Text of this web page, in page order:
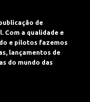
de
Com a qualidade e
e pilotos fazemos
lançamentos de
do mundo das